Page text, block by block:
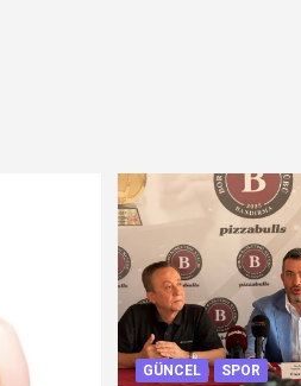
GÜNCEL SPOR